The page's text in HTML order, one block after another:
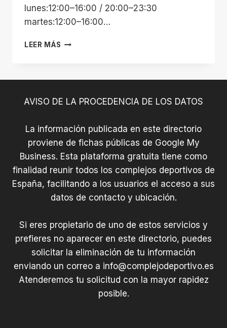
lunes:12:00–16:00 / 20:00–23:30
martes:12:00–16:00…
LEER MÁS PISCINA
AVISO DE LA PROCEDENCIA DE LOS DATOS
La información publicada en este directorio
proviene de fichas públicas de Google My
Business. Esta plataforma gratuita tiene como
finalidad reunir todos los complejos deportivos de
España, facilitando a los usuarios el acceso a sus
datos de contacto y ubicación.
Si eres propietario de uno de estos servicios y
prefieres no aparecer en este directorio, puedes
solicitar la eliminación de tu información
enviando un correo a info@complejodeportivo.es
Atenderemos tu solicitud con la mayor rapidez
posible.